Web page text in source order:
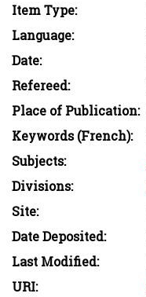
Item Type:
Language:
Date:
Refereed:
Place of Publication:
Keywords (French):
Subjects:
Divisions:
Site:
Date Deposited:
Last Modified:
URI: